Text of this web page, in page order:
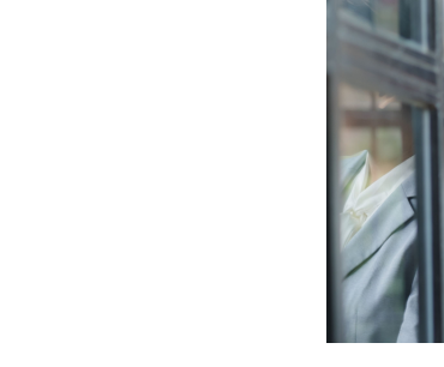
정부지원사업